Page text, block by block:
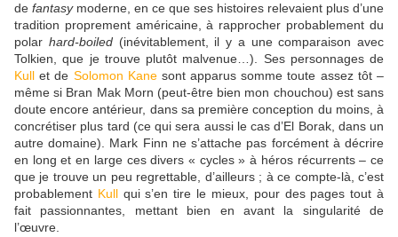
de fantasymoderne, en ce que ses histoires relevaient plus d’une
tradition proprement américaine, à rapprocher probablement du
polar hard-boiled(inévitablement, il y a une comparaison avec
Tolkien, que je trouve plutôt malvenue…). Ses personnages de
Kull et de Solomon Kanesont apparus somme toute assez tôt –
même si Bran Mak Morn (peut-être bien mon chouchou) est sans
doute encore antérieur, dans sa première conception du moins, à
concrétiser plus tard (ce qui sera aussi le cas d’El Borak, dans un
autre domaine). Mark Finn ne s’attache pas forcément à décrire
en long et en large ces divers « cycles » à héros récurrents – ce
que je trouve un peu regrettable, d’ailleurs ; à ce compte-là, c’est
probablement Kullqui s’en tire le mieux, pour des pages tout à
fait passionnantes, mettant bien en avant la singularité de
l’œuvre.